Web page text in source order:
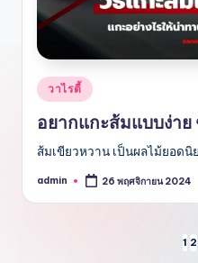
Posted
in
วาไรตี้
อยากแกะส้มแบบง่าย
ส้มเขียวหวาน เป็นผลไม้ยอดนิ
Posted
admin 26 พฤศจิกายน 2024
1 2